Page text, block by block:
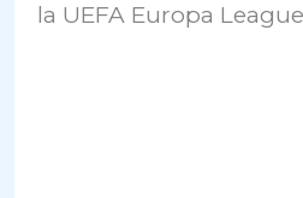
la UEFA Europa